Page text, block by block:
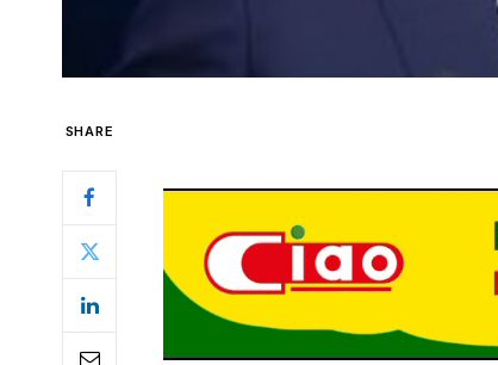
SHARE